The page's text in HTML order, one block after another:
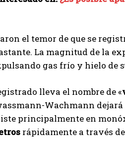
el temor de que se
La magnitud de la
gas frío y hielo de
lleva el nombre de «
Wachmann
principalmente en
rápidamente a través